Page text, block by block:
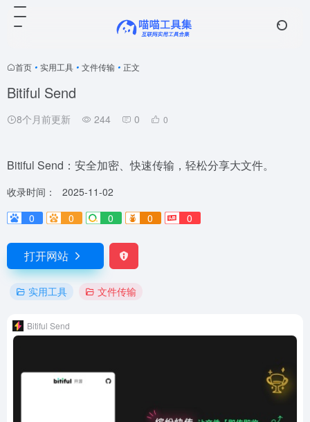
首页 • 实用工具 • 文件传输 • 正文
Bitiful Send
8个月前更新 244 0 0
Bitiful Send：安全加密、快速传输，轻松分享大文件。
收录时间：
2025-11-02
0
0 0 0 0
打开网站
实用工具 文件传输
Bitiful Send